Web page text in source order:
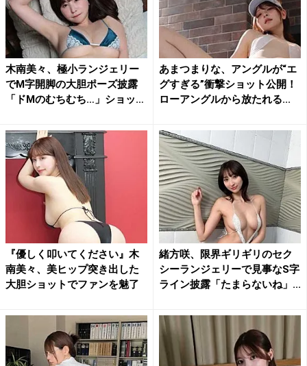
木南美々、極小ランジェリー
でM字開脚の大胆ポーズ披露
「ドMのむちむち…」ショッ
あまつまりな、アングルが“エ
グすぎる”衝撃ショット公開！
ローアングルから放たれる...
『優しく叩いてください』木
南美々、美ヒップ突き出した
大胆ショットでファンを魅了
緒方咲、限界ギリギリのセク
シーランジェリーで見事なS字
ライン披露「たまらないね」...